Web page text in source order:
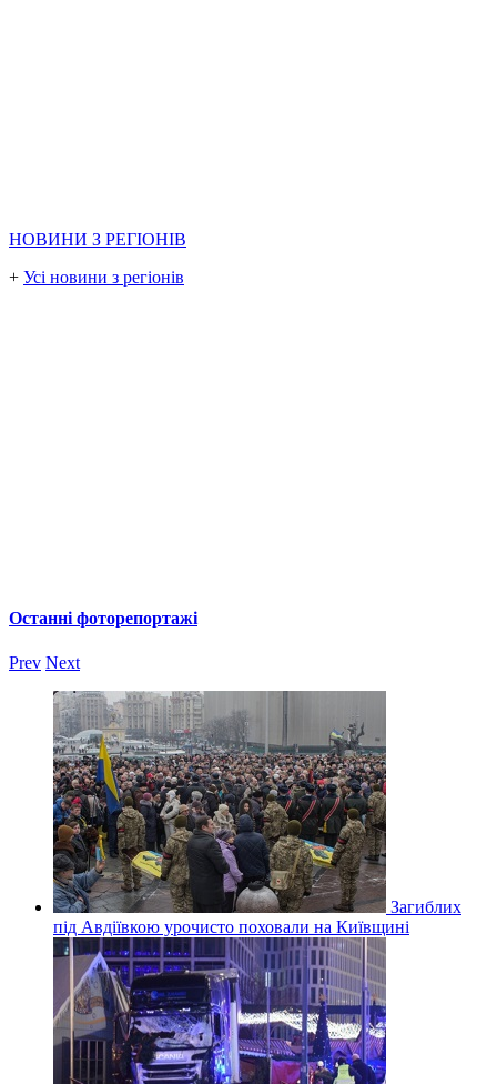
НОВИНИ З РЕГІОНІВ
+ Усі новини з регіонів
Останні фоторепортажі
Prev Next
Загиблих
під Авдіївкою урочисто поховали на Київщині